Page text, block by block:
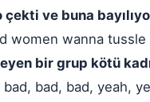
ve buna
women wanna tussle
bir grup kötü
bad, bad, yeah,